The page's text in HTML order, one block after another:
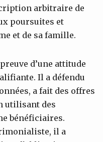
arbitraire de
poursuites et
et de sa famille.
d’une attitude
Il a défendu
a fait des offres
utilisant des
bénéficiaires.
il a